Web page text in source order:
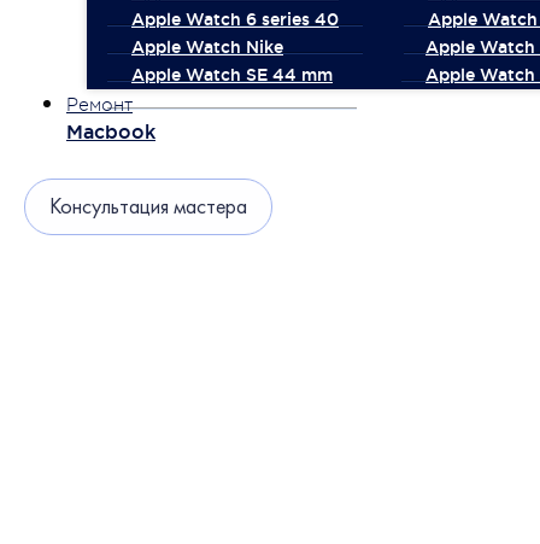
Apple Watch 6 series 40
Apple
Apple Watch Nike
Apple Watch
Apple Watch SE 44 mm
Apple Watch
Ремонт
Macbook
Консультация мастера